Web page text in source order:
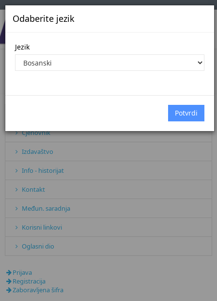
Odaberite jezik
Jezik
ISO STANDARD
Cjenovnik
Izdavaštvo
Info - historijat
Kontakt
Međun. saradnja
Korisni linkovi
Oglasni dio
Prijava
Registracija
Zaboravljena šifra